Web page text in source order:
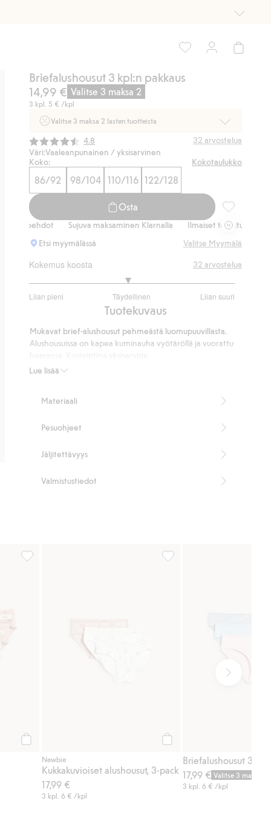
Briefalushousut 3 kpl:n pakkaus
14,99 € Valitse 3 maksa 2
3 kpl. 5 € /kpl
Valitse 3 maksa 2 lasten tuotteista
Ei Newbie. Ostaessasi 2 tuotetta tai enemmän. Voimassa 3-
16.8. asti myymälässä ja verkossa. Ei voi yhdistää muihin
alennuksiin tai tarjouksiin.
Osta nyt
Keskimääräinen luokitus:
4.8 32 arvostelua
Väri:Vaaleanpunainen / yksisarvinen
Koko:
Kokotaulukko
86/92 98/104 110/116 122/128
Osta
Sujuva maksaminen Klarnalla
Ilmaiset
Etsi myymälässä
Valitse Myymälä
Kokemus koosta
Liian pieni Täydellinen Liian suuri
/
ääneen
32 arvostelua
Tuotekuvaus
Lue lisää
Mukavat brief-alushousut pehmeästä luomupuuvillasta.
Alushousuissa on kapea kuminauha vyötäröllä ja vuorattu
Sisältää 95 % luomupuuvillaa.
Materiaali
Pesuohjeet
Jäljitettävyys
Valmistustiedot
Newbie
Kukkakuvioiset alushousut, 3-pack
17,99 €
3 kpl. 6 € /kpl
Briefalushousut 3
17,99 € Valitse 3 maksa 2
3 kpl. 6 € /kpl